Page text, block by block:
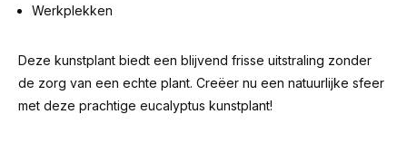
Werkplekken
Deze kunstplant biedt een blijvend frisse uitstraling zonder
de zorg van een echte plant. Creëer nu een natuurlijke sfeer
met deze prachtige eucalyptus kunstplant!